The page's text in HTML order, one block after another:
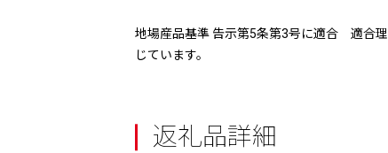
地場産品基準 告示第5条第3号に適合 適合
じています。
返礼品詳細